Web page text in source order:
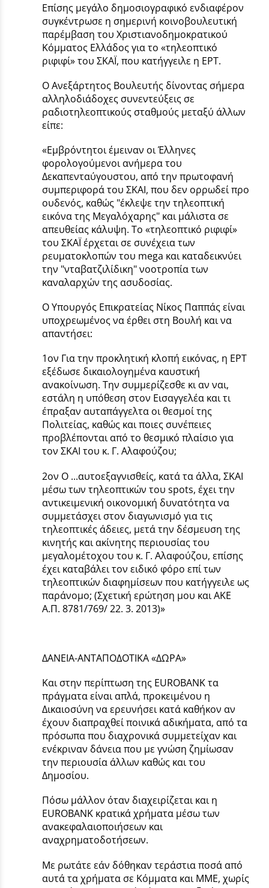
Επίσης μεγάλο δημοσιογραφικό ενδιαφέρον
συγκέντρωσε η σημερινή κοινοβουλευτική
παρέμβαση του Χριστιανοδημοκρατικού
Κόμματος Ελλάδος για το «τηλεοπτικό
ριφιφί» του ΣΚΑΪ, που κατήγγειλε η ΕΡΤ.
Ο Ανεξάρτητος Βουλευτής δίνοντας σήμερα
αλληλοδιάδοχες συνεντεύξεις σε
ραδιοτηλεοπτικούς σταθμούς μεταξύ άλλων
είπε:
«Εμβρόντητοι έμειναν οι Έλληνες
φορολογούμενοι ανήμερα του
Δεκαπενταύγουστου, από την πρωτοφανή
συμπεριφορά του ΣΚΑΙ, που δεν ορρωδεί προ
ουδενός, καθώς "έκλεψε την τηλεοπτική
εικόνα της Μεγαλόχαρης" και μάλιστα σε
απευθείας κάλυψη. Το «τηλεοπτικό ριφιφί»
του ΣΚΑΪ έρχεται σε συνέχεια των
ρευματοκλοπών του mega και καταδεικνύει
την "νταβατζιλίδικη" νοοτροπία των
καναλαρχών της ασυδοσίας.
Ο Υπουργός Επικρατείας Νίκος Παππάς είναι
υποχρεωμένος να έρθει στη Βουλή και να
απαντήσει:
1ον Για την προκλητική κλοπή εικόνας, η ΕΡΤ
εξέδωσε δικαιολογημένα καυστική
ανακοίνωση. Την συμμερίζεσθε κι αν ναι,
εστάλη η υπόθεση στον Εισαγγελέα και τι
έπραξαν αυταπάγγελτα οι θεσμοί της
Πολιτείας, καθώς και ποιες συνέπειες
προβλέπονται από το θεσμικό πλαίσιο για
τον ΣΚΑΙ του κ. Γ. Αλαφούζου;
2ον Ο ...αυτοεξαγνισθείς, κατά τα άλλα, ΣΚΑΙ
μέσω των τηλεοπτικών του spots, έχει την
αντικειμενική οικονομική δυνατότητα να
συμμετάσχει στον διαγωνισμό για τις
τηλεοπτικές άδειες, μετά την δέσμευση της
κινητής και ακίνητης περιουσίας του
μεγαλομέτοχου του κ. Γ. Αλαφούζου, επίσης
έχει καταβάλει τον ειδικό φόρο επί των
τηλεοπτικών διαφημίσεων που κατήγγειλε ως
παράνομο; (Σχετική ερώτηση μου και ΑΚΕ
Α.Π. 8781/769/ 22. 3. 2013)»
ΔΑΝΕΙΑ-ΑΝΤΑΠΟΔΟΤΙΚΑ «ΔΩΡΑ»
Και στην περίπτωση της EUROBANK τα
πράγματα είναι απλά, προκειμένου η
Δικαιοσύνη να ερευνήσει κατά καθήκον αν
έχουν διαπραχθεί ποινικά αδικήματα, από τα
πρόσωπα που διαχρονικά συμμετείχαν και
ενέκριναν δάνεια που με γνώση ζημίωσαν
την περιουσία άλλων καθώς και του
Δημοσίου.
Πόσω μάλλον όταν διαχειρίζεται και η
EUROBANK κρατικά χρήματα μέσω των
ανακεφαλαιοποιήσεων και
αναχρηματοδοτήσεων.
Με ρωτάτε εάν δόθηκαν τεράστια ποσά από
αυτά τα χρήματα σε Κόμματα και ΜΜΕ, χωρίς